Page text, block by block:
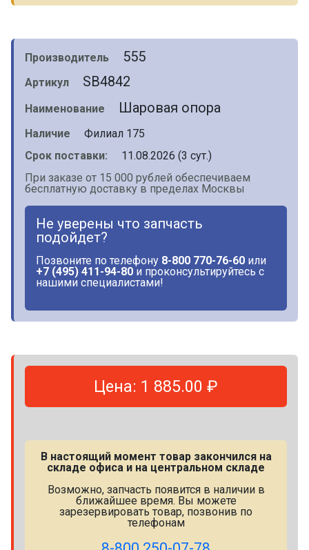
Производитель 555
Артикул SB4842
Наименование Шаровая опора
Наличие
Филиал 175
Срок поставки:
11.08.2026 (3 сут.)
При заказе от 15 000 рублей обеспечиваем
бесплатную доставку в пределах Москвы
Не уверены что запчасть
подойдет?
Позвоните по телефону 8-800 770-76-60 или
+7 (495) 411-94-80 и проконсультируйтесь с
нашими специалистами!
Цена: 1 885.00 ₽
В настоящий момент товар закончился на
складе офиса и на центральном складе
Возможно, запчасть появится в наличии в
ближайшее время. Вы можете
зарезервировать товар, позвонив по
телефонам